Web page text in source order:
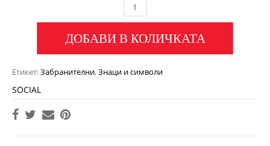
ДОБАВИ В КОЛИЧКАТА
Етикет:Забранителни,Знаци и символи
SOCIAL